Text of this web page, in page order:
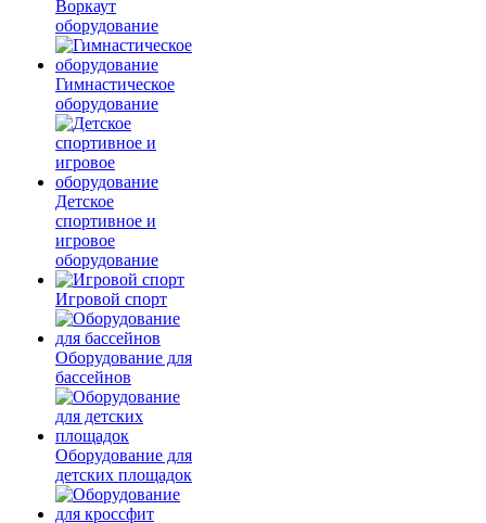
Воркаут
оборудование
Гимнастическое
оборудование
Детское
спортивное и
игровое
оборудование
Игровой спорт
Оборудование для
бассейнов
Оборудование для
детских площадок